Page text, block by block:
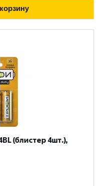
(блистер 4шт.),